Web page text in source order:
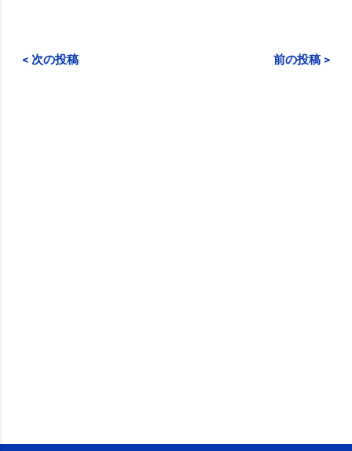
< 次の投稿 前の投稿 >